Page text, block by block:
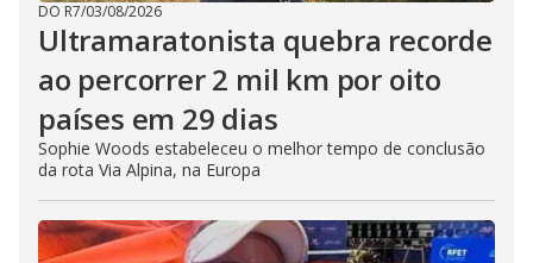
DO R7/03/08/2026
Ultramaratonista quebra recorde
ao percorrer 2 mil km por oito
países em 29 dias
Sophie Woods estabeleceu o melhor tempo de conclusão
da rota Via Alpina, na Europa